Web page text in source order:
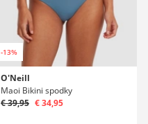
-13%
O'Neill
Maoi Bikini spodky
€ 39,95 € 34,95